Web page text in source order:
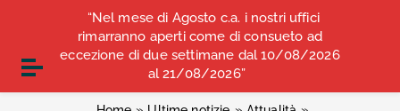
Vai ai contenuti
Vai al menu di navigazione
Vai al footer
COMUNICATI STAMPA ALBO OPI ANCONA
CONVENZIONI
Attiva / disattiva la navigazione
“Nel mese di Agosto c.a. i nostri uffici
rimarranno aperti come di consueto ad
eccezione di due settimane dal 10/08/2026
al 21/08/2026”